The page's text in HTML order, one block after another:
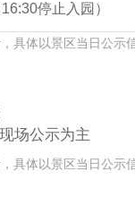
停止入园）
具体以景区当日公示
场公示为主
具体以景区当日公示